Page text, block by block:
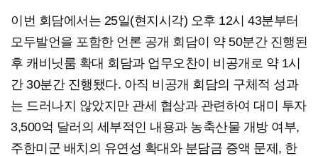
이번 회담에서는 25일(현지시각) 오후 12시 43분부터
모두발언을 포함한 언론 공개 회담이 약 50분간 진행된
후 캐비닛룸 확대 회담과 업무오찬이 비공개로 약 1시
간 30분간 진행됐다. 아직 비공개 회담의 구체적 성과
는 드러나지 않았지만 관세 협상과 관련하여 대미 투자
3,500억 달러의 세부적인 내용과 농축산물 개방 여부,
주한미군 배치의 유연성 확대와 분담금 증액 문제, 한